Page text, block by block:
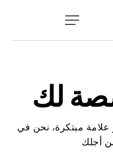
لك
علامة مبتكرة، نحن في